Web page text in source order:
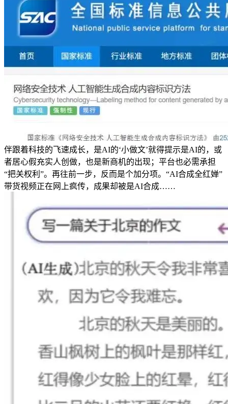
伴跟着科技的飞速成长，是AI的‘小做文’就得提示是AI的，或
者居心假充实人创做，也是新商机的出现；平台也必需承担
“把关权利”。再往前一步，反而是个加分项。“AI合成全红婵”
带货视频正在网上疯传，成果却被是AI合成……